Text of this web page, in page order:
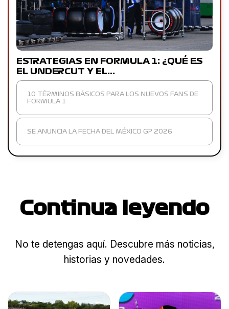
ESTRATEGIAS EN FORMULA 1: ¿QUÉ ES
EL UNDERCUT Y EL…
10 TÉRMINOS BÁSICOS PARA LOS NUEVOS FANS DE
FORMULA 1
SE ANUNCIA LA FECHA DEL MÉXICO GP 2026
Continua leyendo
No te detengas aquí. Descubre más noticias,
historias y novedades.